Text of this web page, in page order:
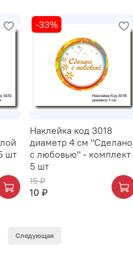
шт
-33%
Наклейка код 3018
диаметр 4 см "Сделано
с любовью" - комплект
5 шт
15 ₽
10 ₽
Следующая